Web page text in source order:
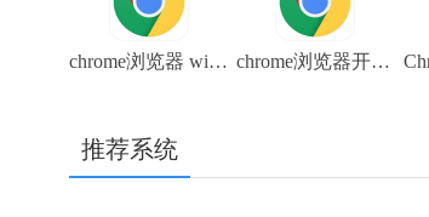
chrome浏览器 win32 测试版 谷歌浏览器V108.0.5359.48 下载 chrome浏览器开发版下载(chrome_win64_dev_109.0.5414.10)
推荐系统